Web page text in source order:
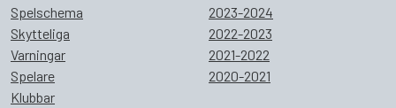
Spelschema
Skytteliga
Varningar
Spelare
Klubbar
2023-2024
2022-2023
2021-2022
2020-2021